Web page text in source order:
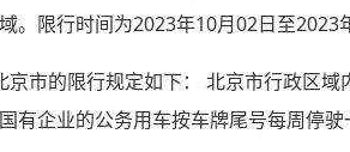
。限行时间为2023年10月02日至2023
京市的限行规定如下： 北京市行政区
有企业的公务用车按车牌尾号每周停